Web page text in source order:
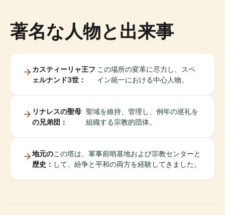
著名な人物と出来事
カスティーリャ王フ
ェルナンド3世：
この場所の変革に尽力し、スペ
イン統一における中心人物。
リナレスの聖母
の兄弟団：
聖域を維持、管理し、例年の巡礼を
組織する宗教的団体。
地元の
歴史：
この塔は、軍事前哨基地および宗教センターと
して、紛争と平和の両方を経験してきました。